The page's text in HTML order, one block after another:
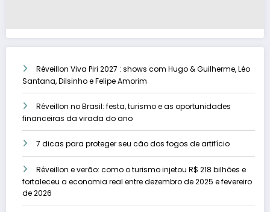
Réveillon Viva Piri 2027 : shows com Hugo & Guilherme, Léo
Santana, Dilsinho e Felipe Amorim
Réveillon no Brasil: festa, turismo e as oportunidades
financeiras da virada do ano
7 dicas para proteger seu cão dos fogos de artifício
Réveillon e verão: como o turismo injetou R$ 218 bilhões e
fortaleceu a economia real entre dezembro de 2025 e fevereiro
de 2026